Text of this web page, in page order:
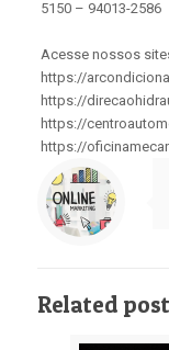
5150 – 94013-2586
Acesse nossos
https://
https://
https://
https://
Related